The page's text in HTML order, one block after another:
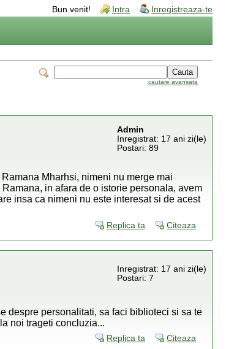
Bun venit! Intra Inregistreaza-te
cautare avansata
Admin
Inregistrat: 17 ani zi(le)
Postari: 89
Mharhsi, nimeni nu merge mai
in afara de o istorie personala, avem
insa ca nimeni nu este interesat si de acest
Replica ta Citeaza
Inregistrat: 17 ani zi(le)
Postari: 7
despre personalitati, sa faci biblioteci si sa te
noi trageti concluzia...
Replica ta Citeaza